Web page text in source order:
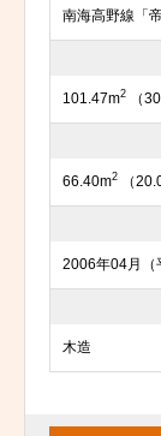
南海高野線「
101.47m2 （
66.40m2 （
2006年04月（
木造